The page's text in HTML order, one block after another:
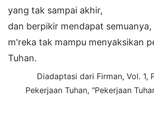
yang tak sampai akhir,
dan berpikir mendapat semuanya,
m'reka tak mampu menyaksikan
Tuhan.
Diadaptasi dari Firman, Vol. 1,
Pekerjaan Tuhan, "Pekerjaan